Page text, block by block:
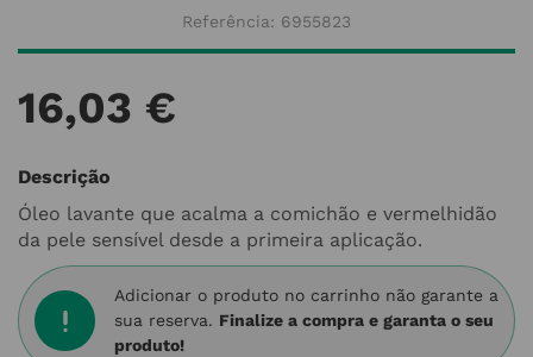
Referência: 6955823
16,03 €
Descrição
Óleo lavante que acalma a comichão e vermelhidão
da pele sensível desde a primeira aplicação.
Adicionar o produto no carrinho não garante a
sua reserva. Finalize a compra e garanta o seu
produto!